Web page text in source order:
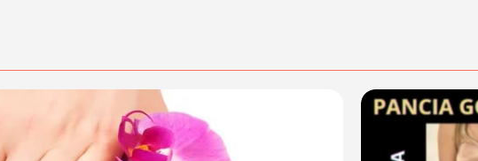
sull'offerta o sulle modalità di acquisto scrivi a